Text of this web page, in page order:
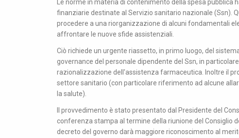
Le norme in materia di contenimento della spesa
finanziarie destinate al Servizio sanitario nazionale (Ssn).
procedere a una riorganizzazione di alcuni fondamentali
affrontare le nuove sfide assistenziali.
Ciò richiede un urgente riassetto, in primo luogo, del
governance del personale dipendente del Ssn, in
razionalizzazione dell'assistenza farmaceutica. Inoltre il
settore sanitario (con particolare riferimento ad alcune
la salute).
Il provvedimento è stato presentato dal Presidente del
conferenza stampa al termine della riunione del Consiglio
decreto del governo darà maggiore riconoscimento al